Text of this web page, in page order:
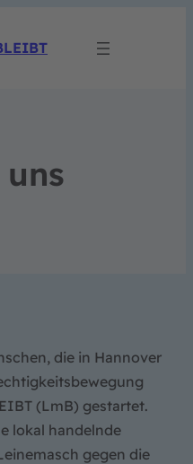
die in Hannover
(LmB) gestartet.
lokal handelnde
gegen die